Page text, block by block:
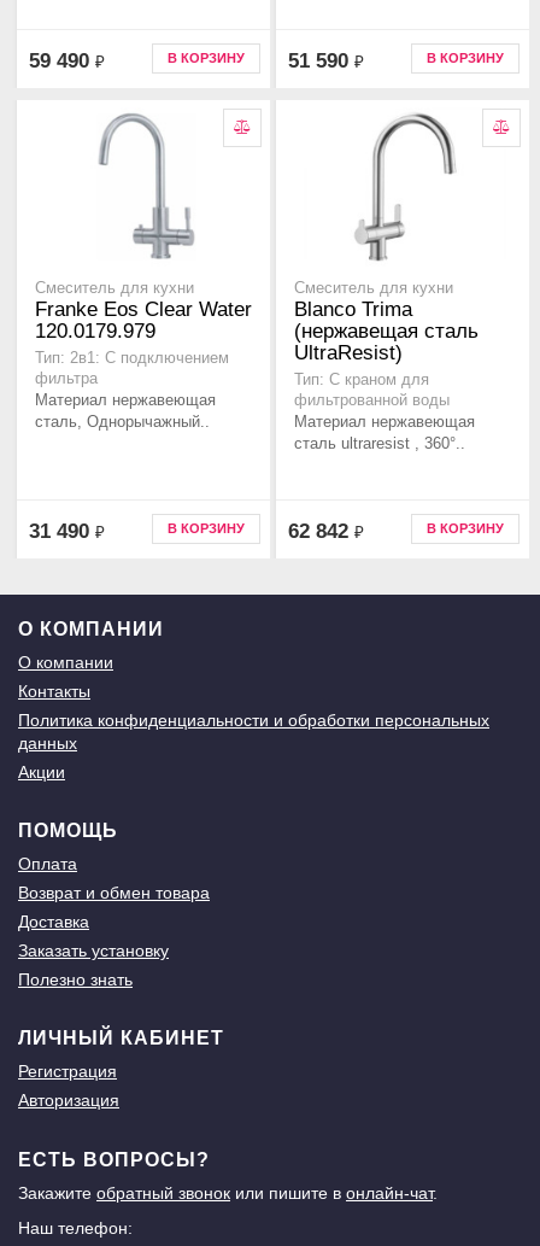
59 490 ₽ В КОРЗИНУ 51 590 ₽ В КОРЗИНУ
Смеситель для кухни
Franke Eos Clear Water
120.0179.979
Тип: 2в1: С подключением
фильтра
Материал нержавеющая
сталь, Однорычажный..
31 490 ₽ В КОРЗИНУ
Смеситель для кухни
Blanco Trima
(нержавещая сталь
UltraResist)
Тип: С краном для
фильтрованной воды
Материал нержавеющая
сталь ultraresist , 360°..
62 842 ₽ В КОРЗИНУ
О КОМПАНИИ
О компании
Контакты
Политика конфиденциальности и обработки персональных
данных
Акции
ПОМОЩЬ
Оплата
Возврат и обмен товара
Доставка
Заказать установку
Полезно знать
ЛИЧНЫЙ КАБИНЕТ
Регистрация
Авторизация
ЕСТЬ ВОПРОСЫ?
Закажите обратный звонок или пишите в онлайн-чат.
Наш телефон: